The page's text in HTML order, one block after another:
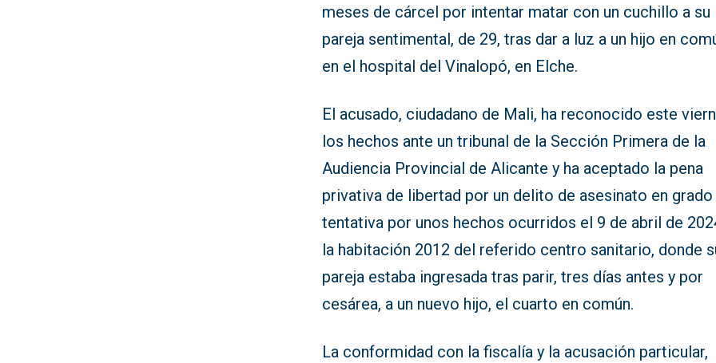
meses de cárcel por intentar matar con un cuchillo a su
pareja sentimental, de 29, tras dar a luz a un hijo en
en el hospital del Vinalopó, en Elche.
El acusado, ciudadano de Mali, ha reconocido este
los hechos ante un tribunal de la Sección Primera de la
Audiencia Provincial de Alicante y ha aceptado la pena
privativa de libertad por un delito de asesinato en grado
tentativa por unos hechos ocurridos el 9 de abril de
la habitación 2012 del referido centro sanitario, donde
pareja estaba ingresada tras parir, tres días antes y por
cesárea, a un nuevo hijo, el cuarto en común.
La conformidad con la fiscalía y la acusación particular,